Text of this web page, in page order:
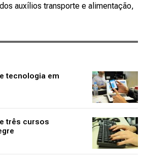
auxílios transporte e alimentação,
tecnologia em
três cursos